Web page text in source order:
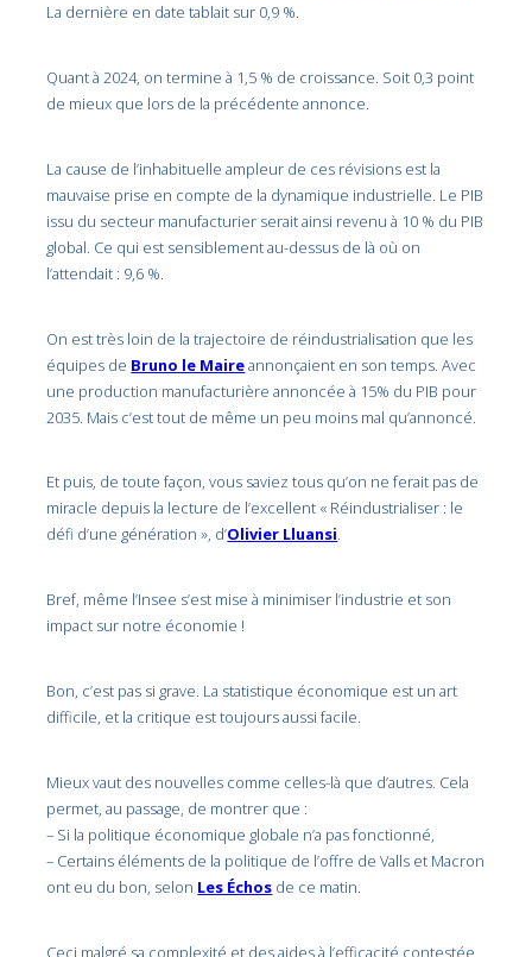
La dernière en date tablait sur 0,9 %.
Quant à 2024, on termine à 1,5 % de croissance. Soit 0,3 point
de mieux que lors de la précédente annonce.
La cause de l’inhabituelle ampleur de ces révisions est la
mauvaise prise en compte de la dynamique industrielle. Le PIB
issu du secteur manufacturier serait ainsi revenu à 10 % du PIB
global. Ce qui est sensiblement au-dessus de là où on
l’attendait : 9,6 %.
On est très loin de la trajectoire de réindustrialisation que les
équipes de Bruno le Maireannonçaient en son temps. Avec
une production manufacturière annoncée à 15% du PIB pour
2035. Mais c’est tout de même un peu moins mal qu’annoncé.
Et puis, de toute façon, vous saviez tous qu’on ne ferait pas de
miracle depuis la lecture de l’excellent « Réindustrialiser : le
défi d’une génération », d’Olivier Lluansi.
Bref, même l’Insee s’est mise à minimiser l’industrie et son
impact sur notre économie !
Bon, c’est pas si grave. La statistique économique est un art
difficile, et la critique est toujours aussi facile.
Mieux vaut des nouvelles comme celles-là que d’autres. Cela
permet, au passage, de montrer que :
– Si la politique économique globale n’a pas fonctionné,
– Certains éléments de la politique de l’offre de Valls et Macron
ont eu du bon, selon Les Échos de ce matin.
Ceci malgré sa complexité et des aides à l’efficacité contestée